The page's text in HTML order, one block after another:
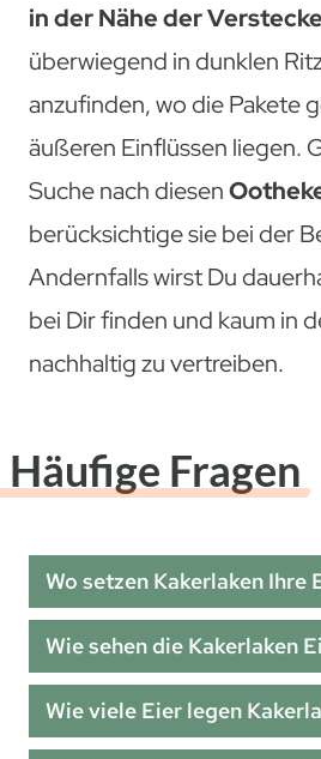
in der Nähe der
überwiegend in dunklen
anzufinden, wo die Pakete
äußeren Einflüssen liegen.
Suche nach diesen
berücksichtige sie bei der
Andernfalls wirst Du
bei Dir finden und kaum in
nachhaltig zu vertreiben.
Häufige Fragen
Wo setzen Kakerlaken Ihre
Wie sehen die Kakerlaken
Wie viele Eier legen